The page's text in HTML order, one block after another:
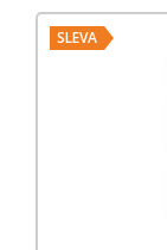
SLEVA